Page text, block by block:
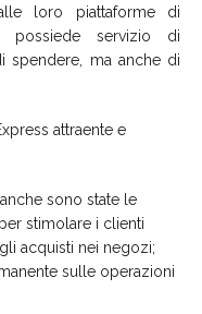
loro piattaforme di
possiede servizio di
ma anche di
attraente e
sono state le
stimolare i clienti
acquisti nei negozi;
sulle operazioni